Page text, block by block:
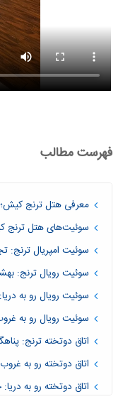
فهرست مطالب
معرفی هتل ترنج
سوئیت‌های هتل ترنج
سوئیت امپریال ترنج:
سوئیت رویال ترنج:
سوئیت رویال رو به
سوئیت رویال رو به
اتاق دوتخته ترنج:
اتاق دوتخته رو به
اتاق دوتخته رو به